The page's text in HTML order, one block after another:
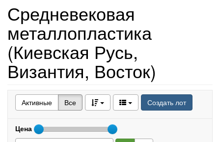
Средневековая
металлопластика
(Киевская Русь,
Византия, Восток)
Активные Все Создать лот
Цена